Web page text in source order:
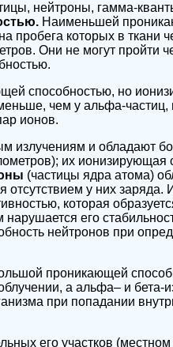
нейтроны, гамма-
Наименьшей
пробега которых в ткани
Они не могут пройти
способностью, но
чем у альфа-частиц,
ионов.
излучениям и обладают
их ионизирующая
(частицы ядра атома)
отсутствием у них
которая
его
нейтронов при
проникающей
а альфа– и бета-
при попадании
его участков